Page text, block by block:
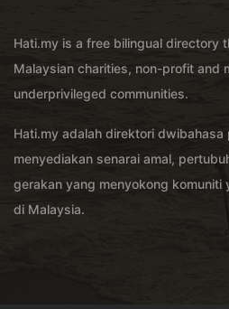
Hati.my is a free bilingual directory
Malaysian charities, non-profit and
underprivileged communities.
Hati.my adalah direktori dwibahasa
menyediakan senarai amal,
gerakan yang menyokong komuniti
di Malaysia.